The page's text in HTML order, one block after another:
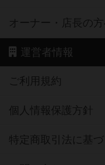
オーナー・店長の
運営者情報
ご利用規約
個人情報保護方針
特定商取引法に基